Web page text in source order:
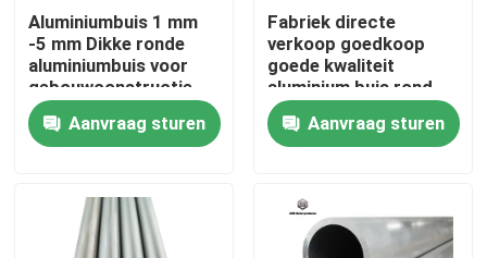
Fabriekstocht
Kwaliteitscontrole
Nieuws
Aluminiumbuis 1 mm
-5 mm Dikke ronde
aluminiumbuis voor
gebouwconstructie
Aanvraag sturen
Fabriek directe
verkoop goedkoop
goede kwaliteit
aluminium buis rond
Aanvraag sturen